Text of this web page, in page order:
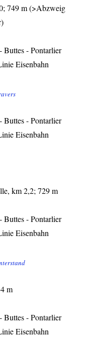
749 m (>Abzweig
km 2,2; 729 m
m